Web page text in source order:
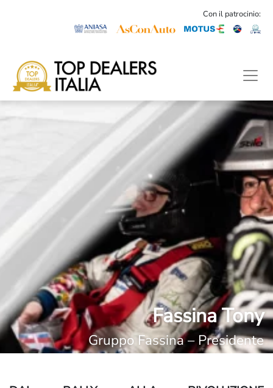
Con il patrocinio:
Fassina Tony
Gruppo Fassina – Presidente